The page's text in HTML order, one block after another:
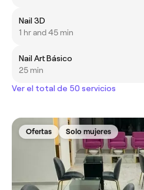
Nail 3D
1 hr and 45 min
Nail Art Básico
25 min
Ver el total de 50 servicios
Ofertas Solo mujeres